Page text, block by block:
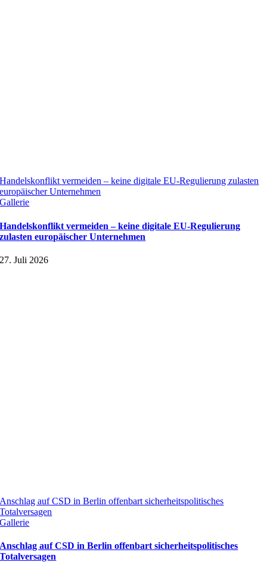
Handelskonflikt vermeiden – keine digitale EU-Regulierung zulasten
europäischer Unternehmen
Gallerie
Handelskonflikt vermeiden – keine digitale EU-Regulierung
zulasten europäischer Unternehmen
27. Juli 2026
Anschlag auf CSD in Berlin offenbart sicherheitspolitisches
Totalversagen
Gallerie
Anschlag auf CSD in Berlin offenbart sicherheitspolitisches
Totalversagen